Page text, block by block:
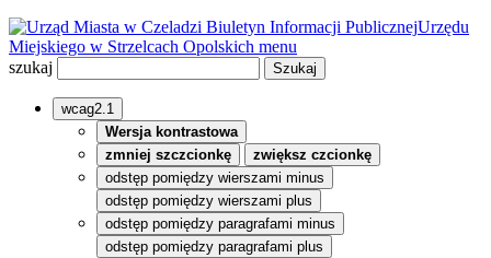
Biuletyn Informacji PublicznejUrzędu
Miejskiego w Strzelcach Opolskich menu
szukaj
wcag2.1
Wersja kontrastowa
zmniej szczcionkę
zwiększ czcionkę
odstęp pomiędzy wierszami minus
odstęp pomiędzy wierszami plus
odstęp pomiędzy paragrafami minus
odstęp pomiędzy paragrafami plus